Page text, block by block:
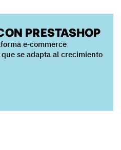
PRESTASHOP
e‑commerce
se adapta al crecimiento